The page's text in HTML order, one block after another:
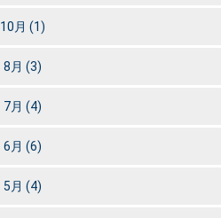
10月 (1)
8月 (3)
7月 (4)
6月 (6)
5月 (4)